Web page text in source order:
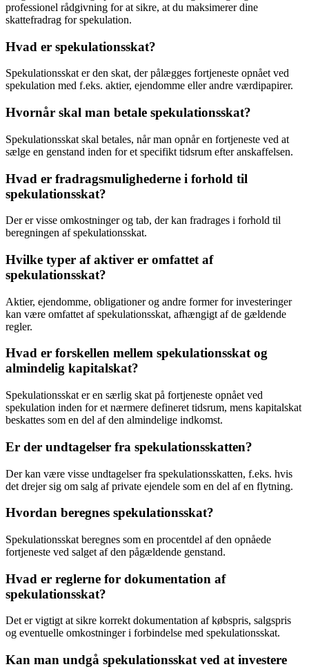
professionel rådgivning for at sikre, at du maksimerer dine
skattefradrag for spekulation.
Hvad er spekulationsskat?
Spekulationsskat er den skat, der pålægges fortjeneste opnået ved
spekulation med f.eks. aktier, ejendomme eller andre værdipapirer.
Hvornår skal man betale spekulationsskat?
Spekulationsskat skal betales, når man opnår en fortjeneste ved at
sælge en genstand inden for et specifikt tidsrum efter anskaffelsen.
Hvad er fradragsmulighederne i forhold til
spekulationsskat?
Der er visse omkostninger og tab, der kan fradrages i forhold til
beregningen af spekulationsskat.
Hvilke typer af aktiver er omfattet af
spekulationsskat?
Aktier, ejendomme, obligationer og andre former for investeringer
kan være omfattet af spekulationsskat, afhængigt af de gældende
regler.
Hvad er forskellen mellem spekulationsskat og
almindelig kapitalskat?
Spekulationsskat er en særlig skat på fortjeneste opnået ved
spekulation inden for et nærmere defineret tidsrum, mens kapitalskat
beskattes som en del af den almindelige indkomst.
Er der undtagelser fra spekulationsskatten?
Der kan være visse undtagelser fra spekulationsskatten, f.eks. hvis
det drejer sig om salg af private ejendele som en del af en flytning.
Hvordan beregnes spekulationsskat?
Spekulationsskat beregnes som en procentdel af den opnåede
fortjeneste ved salget af den pågældende genstand.
Hvad er reglerne for dokumentation af
spekulationsskat?
Det er vigtigt at sikre korrekt dokumentation af købspris, salgspris
og eventuelle omkostninger i forbindelse med spekulationsskat.
Kan man undgå spekulationsskat ved at investere